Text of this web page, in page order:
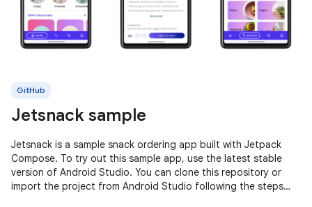
GitHub
Jetsnack sample
Jetsnack is a sample snack ordering app built with Jetpack
Compose. To try out this sample app, use the latest stable
version of Android Studio. You can clone this repository or
import the project from Android Studio following the steps